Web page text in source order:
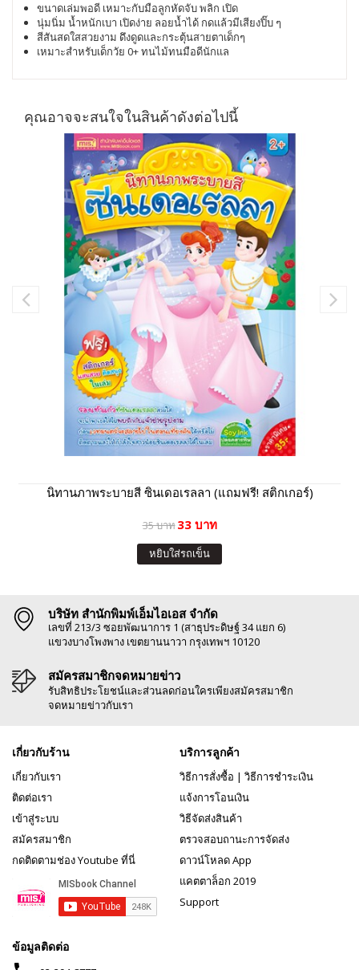
ขนาดเล่มพอดี เหมาะกับมือลูกหัดจับพลิก เปิด
นุ่มนิ่ม น้ำหนักเบา เปิดง่าย ลอยน้ำได้ กดแล้วมีเสียงปิ๊บ ๆ
สีสันสดใสสวยงาม ดึงดูดและกระตุ้นสายตาเด็กๆ
เหมาะสำหรับเด็กวัย 0+ทนไม้ทนมือดีนักแล
คุณอาจจะสนใจในสินค้าดังต่อไปนี้
นิทานภาพระบายสี ซินเดอเรลลา (แถมฟรี! สติกเกอร์)
35 บาท33 บาท
หยิบใส่รถเข็น
บริษัท สำนักพิมพ์เอ็มไอเอส จำกัด
เลขที่ 213/3 ซอยพัฒนาการ 1 (สาธุประดิษฐ์ 34 แยก 6)
แขวงบางโพงพาง เขตยานนาวา กรุงเทพฯ 10120
สมัครสมาชิกจดหมายข่าว
รับสิทธิประโยชน์และส่วนลดก่อนใครเพียงสมัครสมาชิก
จดหมายข่าวกับเรา
เกี่ยวกับร้าน
เกี่ยวกับเรา
ติดต่อเรา
เข้าสู่ระบบ
สมัครสมาชิก
กดติดตามช่อง Youtube ที่นี่
บริการลูกค้า
วิธีการสั่งซื้อ | วิธีการชำระเงิน
แจ้งการโอนเงิน
วิธีจัดส่งสินค้า
ตรวจสอบถานะการจัดส่ง
ดาวน์โหลด App
แคตตาล็อก 2019
Support
ข้อมูลติดต่อ